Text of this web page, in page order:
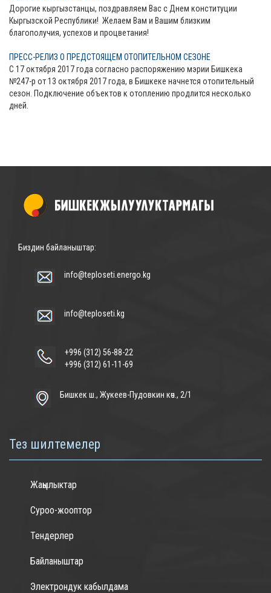
Дорогие кыргызстанцы, поздравляем Вас с Днем конституции
Кыргызской Республики! Желаем Вам и Вашим близким
благополучия, успехов и процветания!
ПРЕСС-РЕЛИЗ О ПРЕДСТОЯЩЕМ ОТОПИТЕЛЬНОМ СЕЗОНЕ
С 17 октября 2017 года согласно распоряжению мэрии Бишкека
№247-р от 13 октября 2017 года, в Бишкеке начнется отопительный
сезон. Подключение объектов к отоплению продлится несколько
дней.
Биздин байланыштар:
info@teploseti.energo.kg
info@teploseti.kg
+996 (312) 56-88-22
+996 (312) 61-11-69
Бишкек ш., Жукеев-Пудовкин көч., 2/1
Тез шилтемелер
Жаңылыктар
Суроо-жооптор
Тендерлер
Байланыштар
Электрондук кабылдама